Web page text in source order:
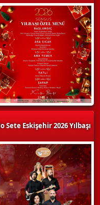
Sete Eskişehir 2026 Yılbaşı